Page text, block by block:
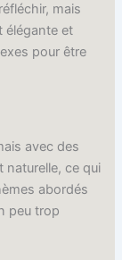
mais
élégante et
pour être
avec des
naturelle, ce qui
abordés
peu trop